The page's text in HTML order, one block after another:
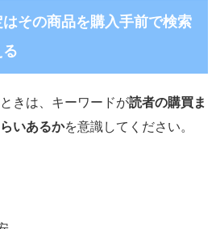
はその商品を購入手前で検索
きは、キーワードが読者の購買ま
いあるかを意識してください。